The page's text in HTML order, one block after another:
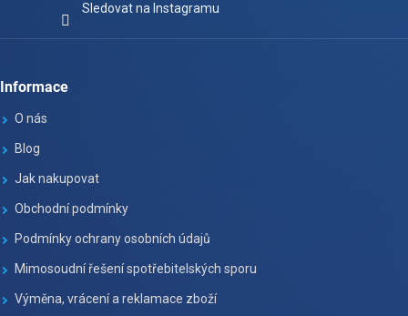
Sledovat na Instagramu
Informace
O nás
Blog
Jak nakupovat
Obchodní podmínky
Podmínky ochrany osobních údajů
Mimosoudní řešení spotřebitelských sporu
Výměna, vrácení a reklamace zboží